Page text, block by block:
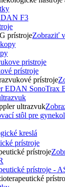
prístrojeZobraziť
prístroje
prístroje
ultrazvuk
kreslá
prístroje
prístroje
prístroje -